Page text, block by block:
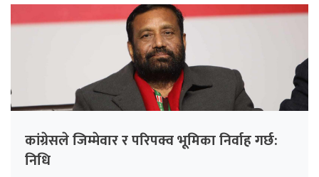
कांग्रेसले जिम्मेवार र परिपक्व भूमिका निर्वाह गर्छ:
निधि